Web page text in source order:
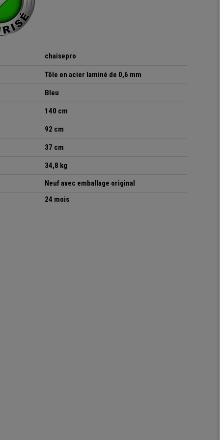
chaisepro
Tôle en acier laminé de 0,6 mm
Bleu
140 cm
92 cm
37 cm
34,8 kg
Neuf avec emballage original
24 mois